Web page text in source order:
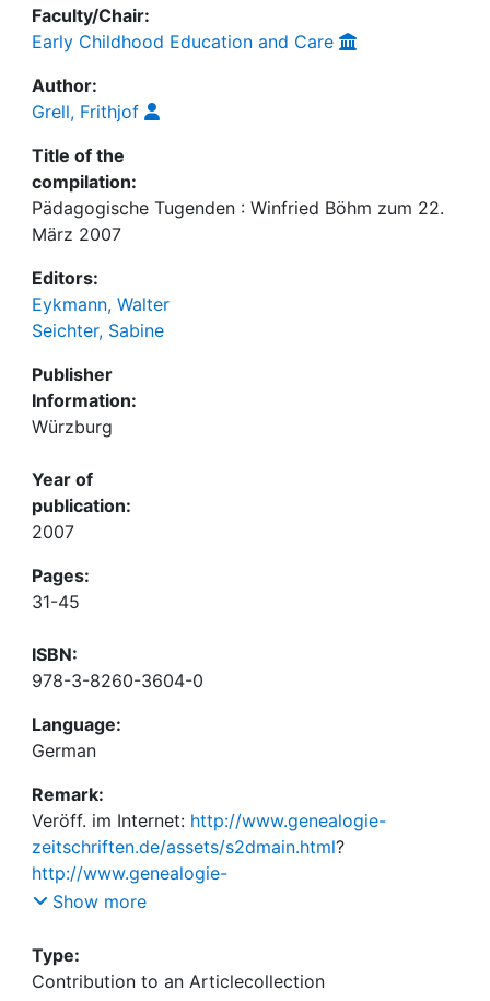
Faculty/Chair:
Early Childhood Education and Care
Author:
Grell, Frithjof
Title of the
compilation:
Pädagogische Tugenden : Winfried Böhm zum 22.
März 2007
Editors:
Eykmann, Walter
Seichter, Sabine
Publisher
Information:
Würzburg
Year of
publication:
2007
Pages:
31-45
ISBN:
978-3-8260-3604-0
Language:
German
Remark:
Veröff. im Internet: http://www.genealogie-
zeitschriften.de/assets/s2dmain.html?
http://www.genealogie-
zeitschriften.de/53065796cc0d4f519/53065798b4
Show more
Type:
Contribution to an Articlecollection